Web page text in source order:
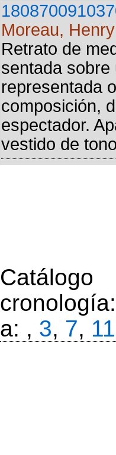
Moreau, Henry
Retrato de
sentada
representada
composición,
espectador.
vestido de
a: , 3, 7, 11